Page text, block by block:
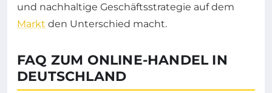
und nachhaltige Geschäftsstrategie auf dem
Markt den Unterschied macht.
FAQ ZUM ONLINE-HANDEL IN
DEUTSCHLAND